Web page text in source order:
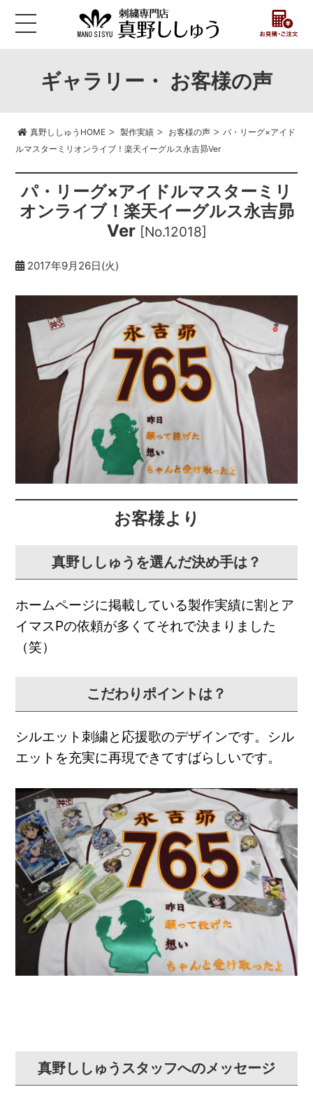
ギャラリー・ お客様の声
真野ししゅうHOME> 製作実績> お客様の声> パ・リーグ×アイド
ルマスターミリオンライブ！楽天イーグルス永吉昴Ver
パ・リーグ×アイドルマスターミリ
オンライブ！楽天イーグルス永吉昴
Ver [No.12018]
2017年9月26日(火)
お客様より
真野ししゅうを選んだ決め手は？
ホームページに掲載している製作実績に割とア
イマスPの依頼が多 くてそれで決まりました
（笑）
こだわりポイントは？
シルエット刺繍と応援歌のデザインです。 シル
エットを充実に再現できてすばらしいです。
真野ししゅうスタッフへのメッセージ